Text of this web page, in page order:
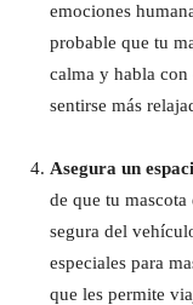
emociones
probable que tu
calma y habla
sentirse más
Asegura un
de que tu
segura del
especiales para
que les permite